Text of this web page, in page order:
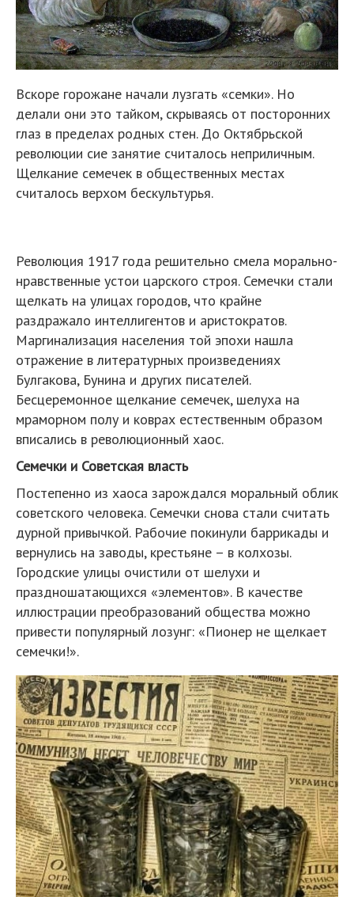
Вскоре горожане начали лузгать «семки». Но
делали они это тайком, скрываясь от посторонних
глаз в пределах родных стен. До Октябрьской
революции сие занятие считалось неприличным.
Щелкание семечек в общественных местах
считалось верхом бескультурья.
Революция 1917 года решительно смела морально-
нравственные устои царского строя. Семечки стали
щелкать на улицах городов, что крайне
раздражало интеллигентов и аристократов.
Маргинализация населения той эпохи нашла
отражение в литературных произведениях
Булгакова, Бунина и других писателей.
Бесцеремонное щелкание семечек, шелуха на
мраморном полу и коврах естественным образом
вписались в революционный хаос.
Семечки и Советская власть
Постепенно из хаоса зарождался моральный облик
советского человека. Семечки снова стали считать
дурной привычкой. Рабочие покинули баррикады и
вернулись на заводы, крестьяне – в колхозы.
Городские улицы очистили от шелухи и
праздношатающихся «элементов». В качестве
иллюстрации преобразований общества можно
привести популярный лозунг: «Пионер не щелкает
семечки!».